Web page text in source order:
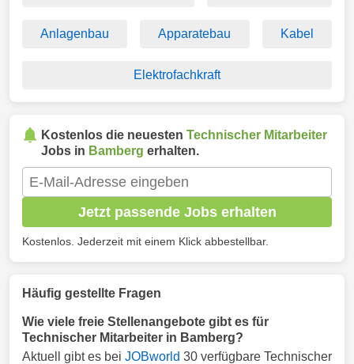
Anlagenbau Apparatebau Kabel
Elektrofachkraft
Kostenlos die neuesten Technischer Mitarbeiter
Jobs in Bamberg erhalten.
Jetzt passende Jobs erhalten
Kostenlos. Jederzeit mit einem Klick abbestellbar.
Häufig gestellte Fragen
Wie viele freie Stellenangebote gibt es für
Technischer Mitarbeiter in Bamberg?
Aktuell gibt es bei JOBworld 30 verfügbare Technischer